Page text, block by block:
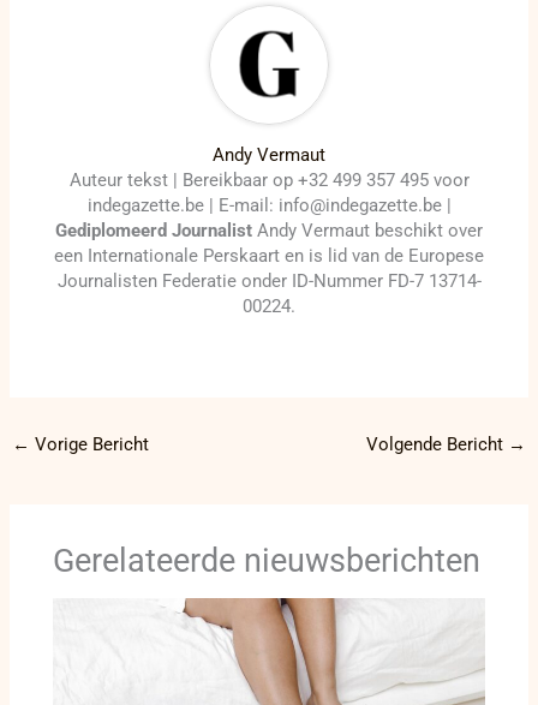
Andy Vermaut
Auteur tekst | Bereikbaar op +32 499 357 495 voor
indegazette.be | E-mail: info@indegazette.be |
Gediplomeerd Journalist Andy Vermaut beschikt over
een Internationale Perskaart en is lid van de Europese
Journalisten Federatie onder ID-Nummer FD-7 13714-
00224.
← Vorige Bericht Volgende Bericht →
Gerelateerde nieuwsberichten